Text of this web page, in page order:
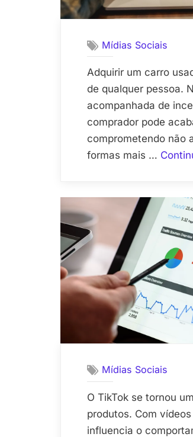
Mídias Sociais
Adquirir um carro
de qualquer pessoa.
acompanhada de
comprador pode
comprometendo não
formas mais …
Mídias Sociais
O TikTok se tornou
produtos. Com
influencia o